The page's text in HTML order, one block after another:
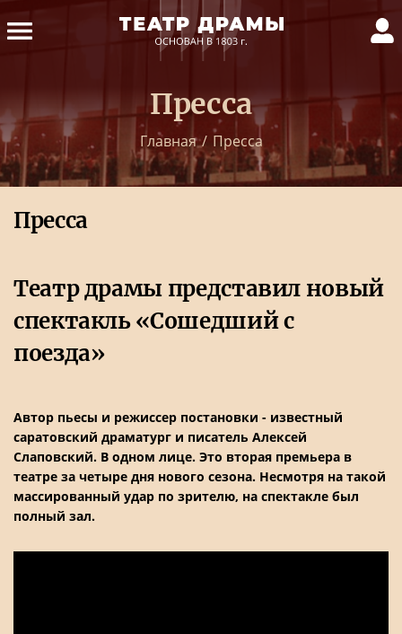
Пресса
Главная / Пресса
Пресса
Театр драмы представил новый
спектакль «Сошедший с
поезда»
Автор пьесы и режиссер постановки - известный
саратовский драматург и писатель Алексей
Слаповский. В одном лице. Это вторая премьера в
театре за четыре дня нового сезона. Несмотря на такой
массированный удар по зрителю, на спектакле был
полный зал.